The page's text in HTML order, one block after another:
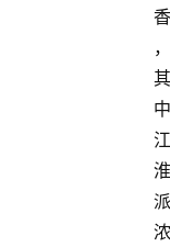
香
，
其
中
江
淮
派
浓